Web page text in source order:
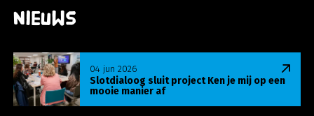
Nieuws
Slotdialoog sluit project Ken je mij op een
mooie manier af
04 jun 2026
Lees meer over Slotdialoog sluit project Ken je